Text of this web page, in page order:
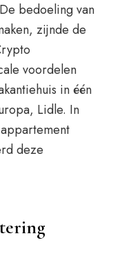
bedoeling van
zijnde de
voordelen
in één
Lidle. In
deze